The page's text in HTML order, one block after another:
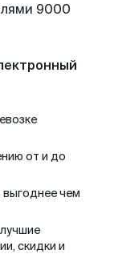
9000
от и до
выгоднее чем
скидки и